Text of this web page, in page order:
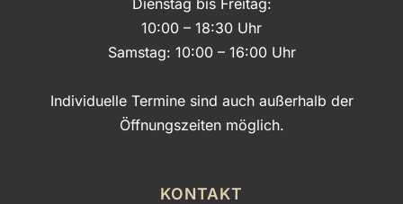
10:00 – 18:30 Uhr
Samstag: 10:00 – 16:00 Uhr
Individuelle Termine sind auch außerhalb der
Öffnungszeiten möglich.
KONTAKT